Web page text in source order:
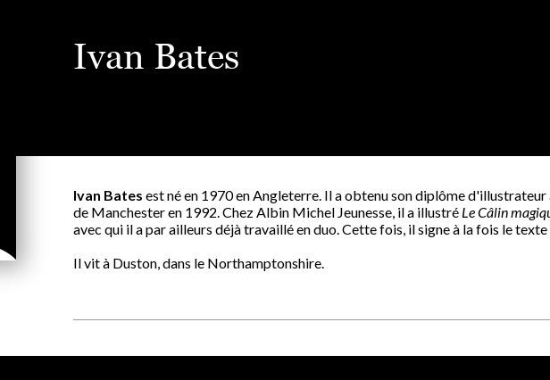
Ivan Bates
Ivan Bates est né en 1970 en Angleterre. Il a obtenu son diplôme
de Manchester en 1992. Chez Albin Michel Jeunesse, il a illustré Le Câlin
avec qui il a par ailleurs déjà travaillé en duo. Cette fois, il signe à la fois le
Il vit à Duston, dans le Northamptonshire.